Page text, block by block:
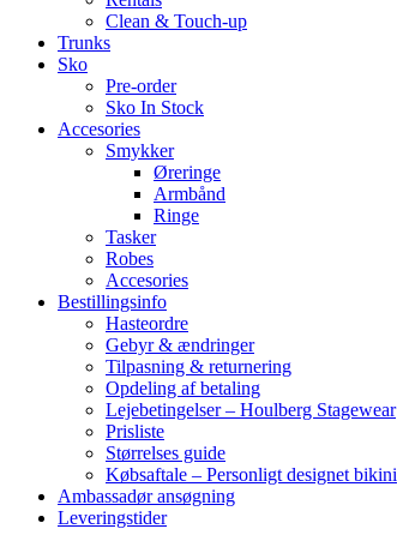
Clean & Touch-up
Trunks
Sko
Pre-order
Sko In Stock
Accesories
Smykker
Øreringe
Armbånd
Ringe
Tasker
Robes
Accesories
Bestillingsinfo
Hasteordre
Gebyr & ændringer
Tilpasning & returnering
Opdeling af betaling
Lejebetingelser – Houlberg Stagewear
Prisliste
Størrelses guide
Købsaftale – Personligt designet bikini
Ambassadør ansøgning
Leveringstider